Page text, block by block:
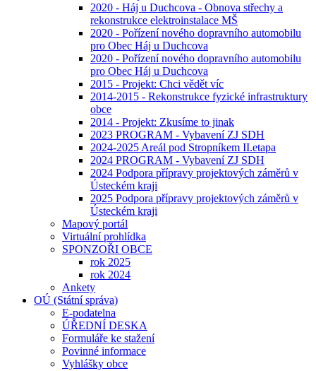
2020 - Háj u Duchcova - Obnova střechy a
rekonstrukce elektroinstalace MŠ
2020 - Pořízení nového dopravního automobilu
pro Obec Háj u Duchcova
2020 - Pořízení nového dopravního automobilu
pro Obec Háj u Duchcova
2015 - Projekt: Chci vědět víc
2014-2015 - Rekonstrukce fyzické infrastruktury
obce
2014 - Projekt: Zkusíme to jinak
2023 PROGRAM - Vybavení ZJ SDH
2024-2025 Areál pod Stropníkem II.etapa
2024 PROGRAM - Vybavení ZJ SDH
2024 Podpora přípravy projektových záměrů v
Ústeckém kraji
2025 Podpora přípravy projektových záměrů v
Ústeckém kraji
Mapový portál
Virtuální prohlídka
SPONZOŘI OBCE
rok 2025
rok 2024
Ankety
OÚ (Státní správa)
E-podatelna
ÚŘEDNÍ DESKA
Formuláře ke stažení
Povinné informace
Vyhlášky obce